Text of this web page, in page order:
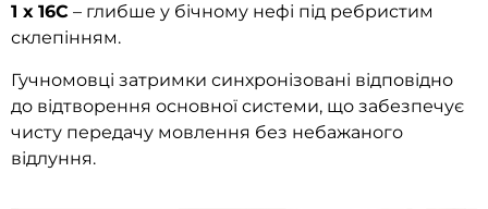
1 х 16C – глибше у бічному нефі під ребристим
склепінням.
Гучномовці затримки синхронізовані відповідно
до відтворення основної системи, що забезпечує
чисту передачу мовлення без небажаного
відлуння.